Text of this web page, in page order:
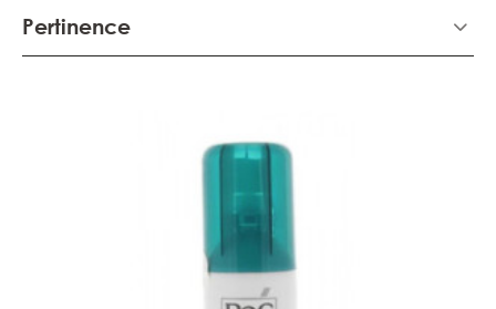
Pertinence